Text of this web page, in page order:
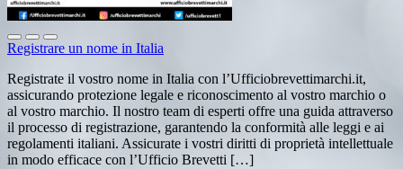
Registrare un nome in Italia
Registrate il vostro nome in Italia con l’Ufficiobrevettimarchi.it,
assicurando protezione legale e riconoscimento al vostro marchio o
al vostro marchio. Il nostro team di esperti offre una guida attraverso
il processo di registrazione, garantendo la conformità alle leggi e ai
regolamenti italiani. Assicurate i vostri diritti di proprietà intellettuale
in modo efficace con l’Ufficio Brevetti […]